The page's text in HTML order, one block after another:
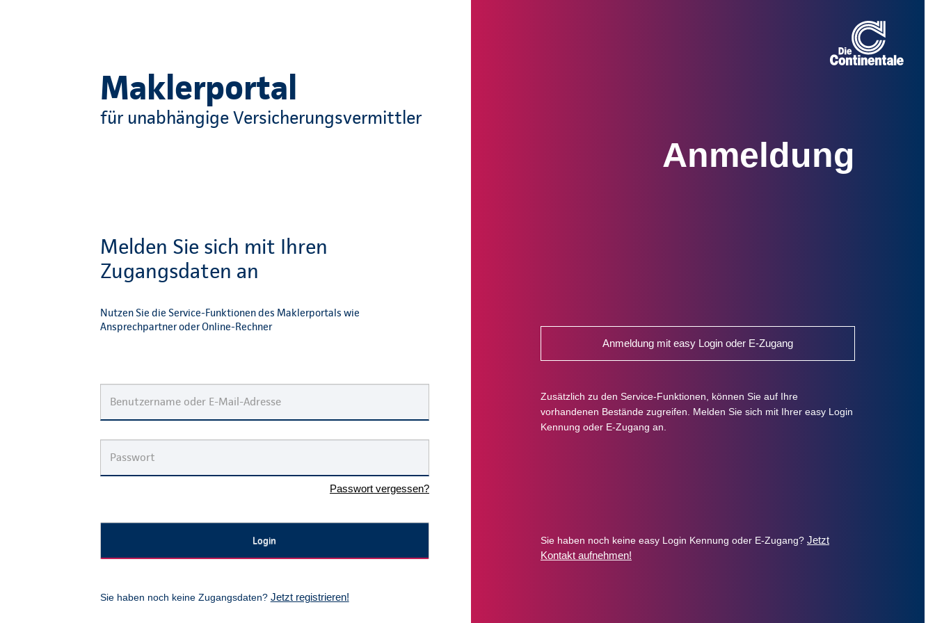
Maklerportal
für unabhängige Versicherungsvermittler
Melden Sie sich mit Ihren
Zugangsdaten an
Nutzen Sie die Service-Funktionen des Maklerportals wie
Ansprechpartner oder Online-Rechner
Passwort vergessen?
Sie haben noch keine Zugangsdaten? Jetzt registrieren!
Anmeldung
Anmeldung mit easy Login oder E-Zugang
Zusätzlich zu den Service-Funktionen, können Sie auf Ihre
vorhandenen Bestände zugreifen. Melden Sie sich mit Ihrer easy Login
Kennung oder E-Zugang an.
Sie haben noch keine easy Login Kennung oder E-Zugang? Jetzt
Kontakt aufnehmen!